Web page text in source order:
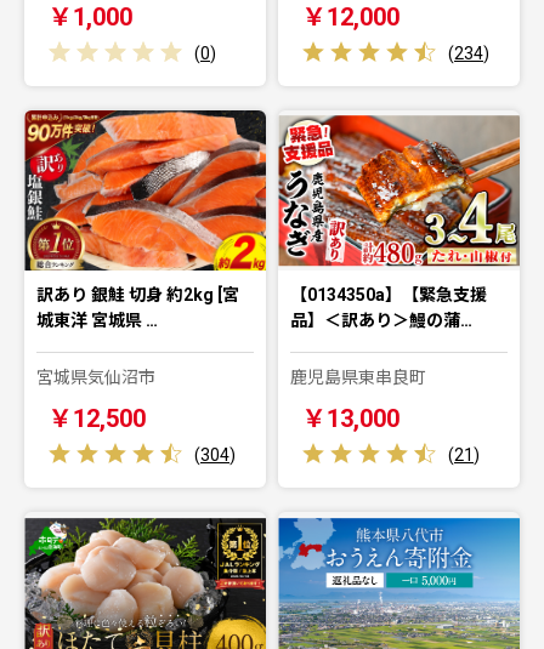
￥1,000
(0)
￥12,000
(234)
訳あり 銀鮭 切身 約2kg [宮
城東洋 宮城県 …
宮城県気仙沼市
￥12,500
(304)
【0134350a】【緊急支援
品】＜訳あり＞鰻の蒲…
鹿児島県東串良町
￥13,000
(21)